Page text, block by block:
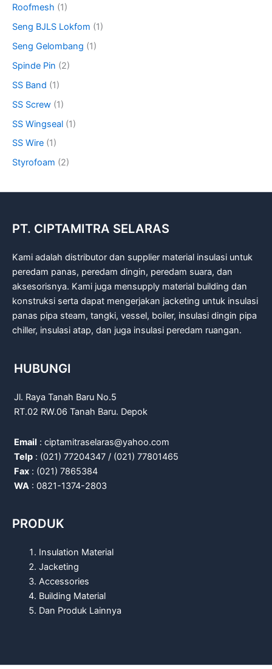
Roofmesh (1)
Seng BJLS Lokfom (1)
Seng Gelombang (1)
Spinde Pin (2)
SS Band (1)
SS Screw (1)
SS Wingseal (1)
SS Wire (1)
Styrofoam (2)
PT. CIPTAMITRA SELARAS
Kami adalah distributor dan supplier material insulasi untuk
peredam panas, peredam dingin, peredam suara, dan
aksesorisnya. Kami juga mensupply material building dan
konstruksi serta dapat mengerjakan jacketing untuk insulasi
panas pipa steam, tangki, vessel, boiler, insulasi dingin pipa
chiller, insulasi atap, dan juga insulasi peredam ruangan.
HUBUNGI
Jl. Raya Tanah Baru No.5
RT.02 RW.06 Tanah Baru. Depok
Email : ciptamitraselaras@yahoo.com
Telp : (021) 77204347 / (021) 77801465
Fax : (021) 7865384
WA : 0821-1374-2803
PRODUK
Insulation Material
Jacketing
Accessories
Building Material
Dan Produk Lainnya